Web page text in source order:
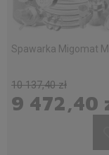
Spawarka Migomat
9 472,40
10 137,40 zł